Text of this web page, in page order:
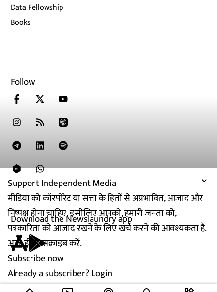
Support Independent Media
मीडिया को कॉरपोरेट या सत्ता के हितों से अप्रभावित, आजाद और
निष्पक्ष होना चाहिए. इसीलिए आपको, हमारी जनता को,
पत्रकारिता को आजाद रखने के लिए खर्च करने की आवश्यकता है.
आज ही सब्सक्राइब करें.
Subscribe now
Already a subscriber?Login
Data Fellowship
Books
Follow
Download the Newslaundry app